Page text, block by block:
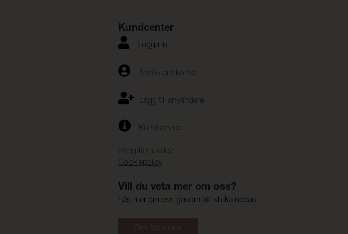
Kundcenter
Logga in
Ansök om konto
Lägg till användare
Kundservice
Integritetspolicy
Cookiepolicy
Vill du veta mer om oss?
Läs mer om oss genom att klicka nedan
Om Nevotex